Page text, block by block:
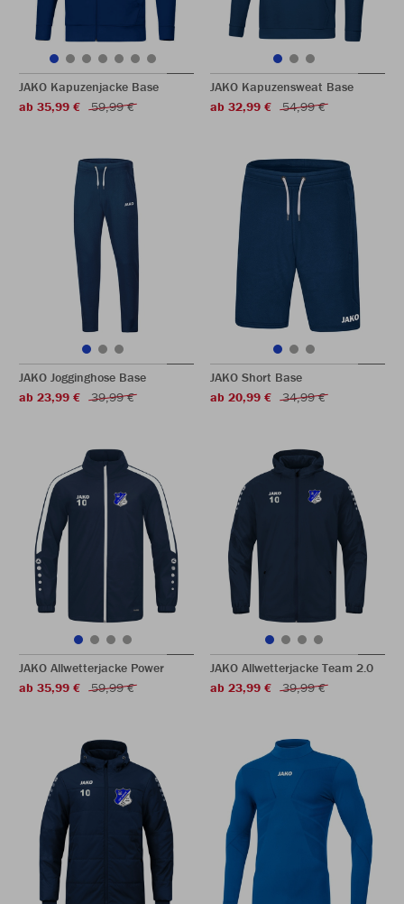
JAKO Kapuzenjacke Base
ab 35,99 €
59,99 €
JAKO Kapuzensweat Base
ab 32,99 €
54,99 €
JAKO Jogginghose Base
ab 23,99 €
39,99 €
JAKO Short Base
ab 20,99 €
34,99 €
JAKO Allwetterjacke Power
ab 35,99 €
59,99 €
JAKO Allwetterjacke Team 2.0
ab 23,99 €
39,99 €